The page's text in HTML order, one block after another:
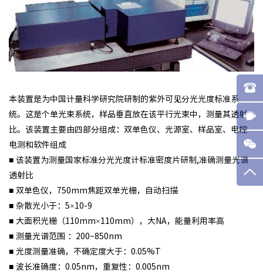
本装置是为中国计量科学研究院研制的紫外可见分光光度标准系
统。这是个单光束系统，样品垂直放在该平行光束中，测量其透射
比。该装置主要由四部分组成：双单色仪、光源室、样品室、电控
电测和软件组成
■ 该装置为测量国家标准分光光度计标准密度片研制,准确测量光谱
透射比
■ 双单色仪，750mm焦距双单光栅，自动扫描
■ 杂散光小于：5×10-9
■ 大面积光栅（110mm×110mm），大NA，能量利用率高
■ 测量光谱范围 ：200~850nm
■ 光度测量准确，不确定度大于：0.05%T
■ 波长准确度：0.05nm，重复性：0.005nm